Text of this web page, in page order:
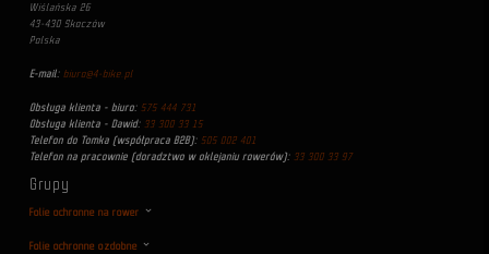
Wiślańska 26
43-430 Skoczów
Polska
E-mail: biuro@4-bike.pl
Obsługa klienta - biuro: 575 444 731
Obsługa klienta - Dawid: 33 300 33 15
Telefon do Tomka (współpraca B2B): 505 002 401
Telefon na pracownie (doradztwo w oklejaniu rowerów): 33 300 33 97
Grupy
Folie ochronne na rower
Folie ochronne ozdobne